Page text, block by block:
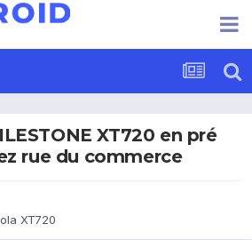
XT720 en pré
rue du commerce
XT720